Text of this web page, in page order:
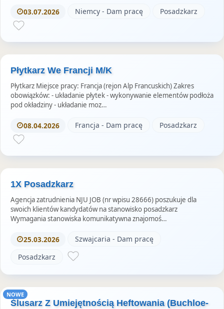
03.07.2026 Niemcy - Dam pracę Posadzkarz
Płytkarz We Francji M/K
Płytkarz Miejsce pracy: Francja (rejon Alp Francuskich) Zakres
obowiązków: - układanie płytek - wykonywanie elementów podłoża
pod okładziny - układanie moz…
08.04.2026 Francja - Dam pracę Posadzkarz
1X Posadzkarz
Agencja zatrudnienia NJU JOB (nr wpisu 28666) poszukuje dla
swoich klientów kandydatów na stanowisko posadzkarz
Wymagania stanowiska komunikatywna znajomoś…
25.03.2026
Szwajcaria - Dam pracę
Posadzkarz
NOWE
Ślusarz Z Umiejętnością Heftowania (Buchloe-